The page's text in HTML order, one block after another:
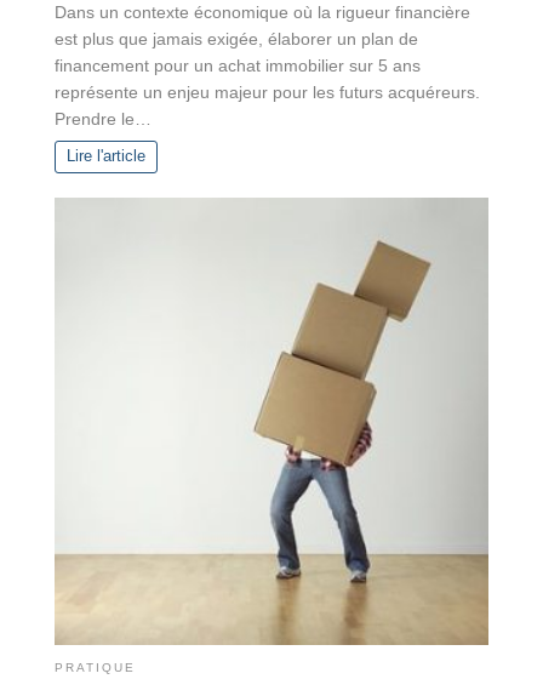
Dans un contexte économique où la rigueur financière
est plus que jamais exigée, élaborer un plan de
financement pour un achat immobilier sur 5 ans
représente un enjeu majeur pour les futurs acquéreurs.
Prendre le…
Lire l'article
PRATIQUE